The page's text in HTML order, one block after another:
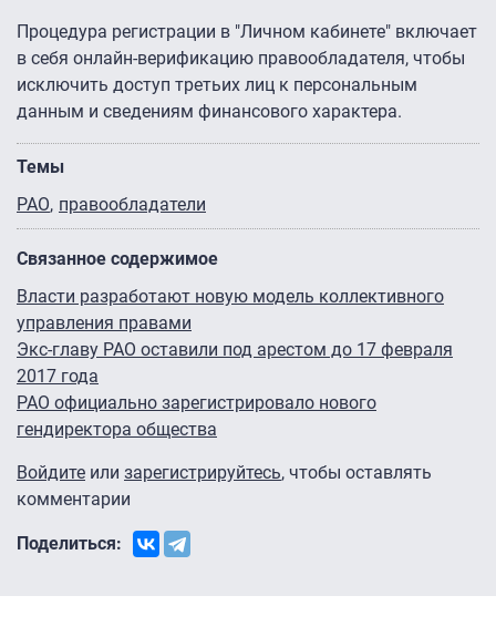
Процедура регистрации в "Личном кабинете" включает
в себя онлайн-верификацию правообладателя, чтобы
исключить доступ третьих лиц к персональным
данным и сведениям финансового характера.
Темы
РАО правообладатели
Связанное содержимое
Власти разработают новую модель коллективного
управления правами
Экс-главу РАО оставили под арестом до 17 февраля
2017 года
РАО официально зарегистрировало нового
гендиректора общества
Войдите или зарегистрируйтесь, чтобы оставлять
комментарии
Поделиться: